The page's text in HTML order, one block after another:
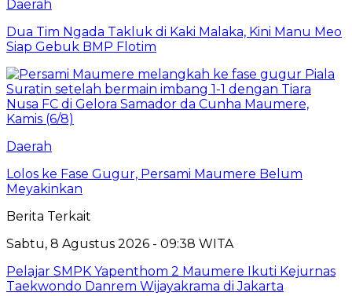
Daerah
Dua Tim Ngada Takluk di Kaki Malaka, Kini Manu Meo
Siap Gebuk BMP Flotim
Daerah
Lolos ke Fase Gugur, Persami Maumere Belum
Meyakinkan
Berita Terkait
Sabtu, 8 Agustus 2026 - 09:38 WITA
Pelajar SMPK Yapenthom 2 Maumere Ikuti Kejurnas
Taekwondo Danrem Wijayakrama di Jakarta